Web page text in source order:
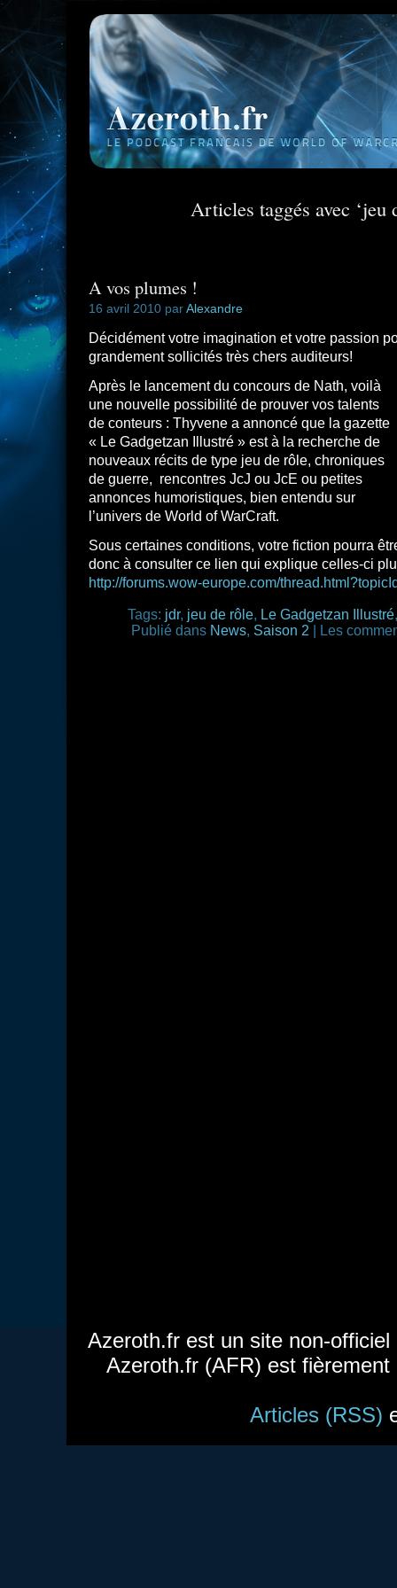
Articles taggés avec ‘jeu
A vos plumes !
16 avril 2010 parAlexandre
Décidément votre imagination et votre passion
grandement sollicités très chers auditeurs!
Après le lancement du concours de Nath, voilà
une nouvelle possibilité de prouver vos talents
de conteurs : Thyvene a annoncé que la gazette
« Le Gadgetzan Illustré » est à la recherche de
nouveaux récits de type jeu de rôle, chroniques
de guerre, rencontres JcJ ou JcE ou petites
annonces humoristiques, bien entendu sur
l’univers de World of WarCraft.
Sous certaines conditions, votre fiction pourra
donc à consulter ce lien qui explique celles-ci
http://forums.wow-europe.com/
Tags: jdr, jeu de rôle, Le Gadgetzan Illustré
Publié dans News, Saison 2 Les
Azeroth.fr est un site non-
Azeroth.fr (AFR) est
Articles (RSS)